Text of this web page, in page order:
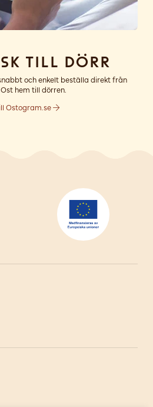
till dörr
och enkelt beställa direkt från
hem till dörren.
Ostogram.se